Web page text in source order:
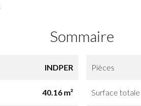
Sommaire
INDPER Pièces
40.16 m² Surface totale